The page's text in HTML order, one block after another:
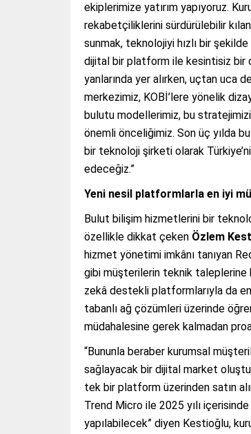
ekiplerimize yatırım yapıyoruz.
rekabetçiliklerini sürdürülebilir
sunmak, teknolojiyi hızlı bir
dijital bir platform ile kesintisiz bir
yanlarında yer alırken, uçtan uca
merkezimiz, KOBİ’lere yönelik
bulutu modellerimiz, bu
önemli önceliğimiz. Son üç yılda
bir teknoloji şirketi olarak
edeceğiz.”
Yeni nesil platformlarla en iyi
Bulut bilişim hizmetlerini bir
özellikle dikkat çeken Özlem
hizmet yönetimi imkânı tanıyan
gibi müşterilerin teknik taleplerine
zekâ destekli platformlarıyla da
tabanlı ağ çözümleri üzerinde
müdahalesine gerek kalmadan
“Bununla beraber kurumsal
sağlayacak bir dijital market
tek bir platform üzerinden satın
Trend Micro ile 2025 yılı
yapılabilecek” diyen Kestioğlu,